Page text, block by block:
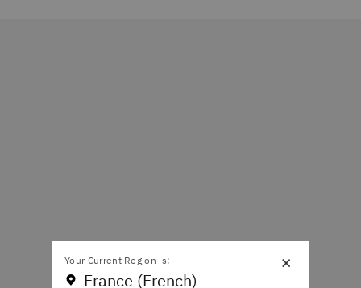
×
Your Current Region is:
France (French)